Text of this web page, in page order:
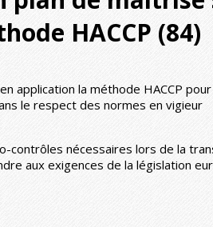
HACCP (84)
application la méthode HACCP
le respect des normes en vigieur
contrôles nécessaires lors de la
aux exigences de la législation